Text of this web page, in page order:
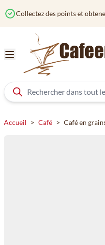
Collectez des points et
Accueil > Café > Café en